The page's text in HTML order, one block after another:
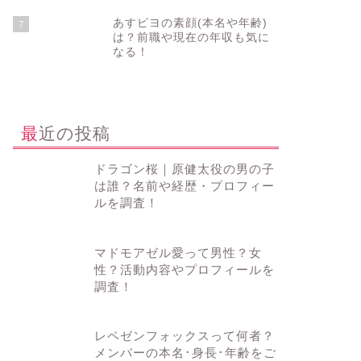
7
あすピヨの素顔(本名や年齢)
は？前職や現在の年収も気に
なる！
最近の投稿
ドラゴン桜｜原健太役の男の子
は誰？名前や経歴・プロフィー
ルを調査！
マドモアゼル愛って男性？女
性？活動内容やプロフィールを
調査！
レペゼンフォックスって何者？
メンバーの本名･身長･年齢をご